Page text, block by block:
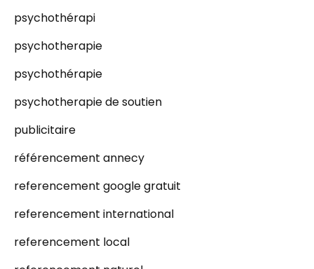
psychothérapi
psychotherapie
psychothérapie
psychotherapie de soutien
publicitaire
référencement annecy
referencement google gratuit
referencement international
referencement local